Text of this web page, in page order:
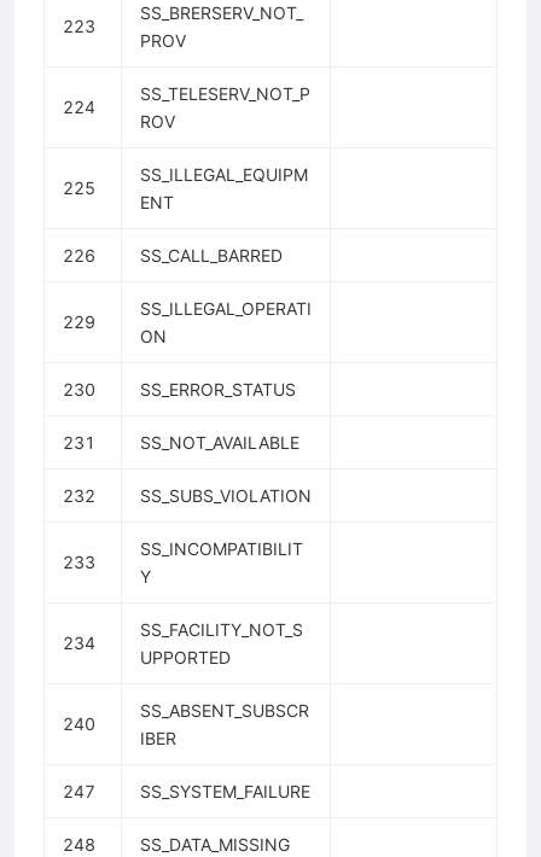
223
SS_BRERSERV_NOT_
PROV
224
SS_TELESERV_NOT_P
ROV
225
SS_ILLEGAL_EQUIPM
ENT
226 SS_CALL_BARRED
229
SS_ILLEGAL_OPERATI
ON
230 SS_ERROR_STATUS
231 SS_NOT_AVAILABLE
232 SS_SUBS_VIOLATION
233
SS_INCOMPATIBILIT
Y
234
SS_FACILITY_NOT_S
UPPORTED
240
SS_ABSENT_SUBSCR
IBER
247 SS_SYSTEM_FAILURE
248 SS_DATA_MISSING